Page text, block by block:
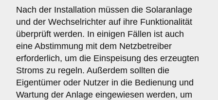
Nach der Installation müssen die Solaranlage
und der Wechselrichter auf ihre Funktionalität
überprüft werden. In einigen Fällen ist auch
eine Abstimmung mit dem Netzbetreiber
erforderlich, um die Einspeisung des erzeugten
Stroms zu regeln. Außerdem sollten die
Eigentümer oder Nutzer in die Bedienung und
Wartung der Anlage eingewiesen werden, um